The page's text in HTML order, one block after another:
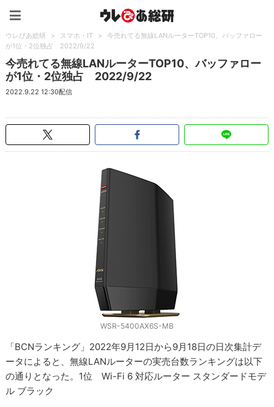
ウレぴあ総研 > スマホ・IT >
今売れてる無線LANルーターTOP10、バッファロー
が1位・2位独占 2022/9/22
今売れてる無線LANルーターTOP10、バッファロー
が1位・2位独占 2022/9/22
2022.9.22 12:30配信
WSR-5400AX6S-MB
「BCNランキング」2022年9月12日から9月18日の日次集計デ
ータによると、無線LANルーターの実売台数ランキングは以下
の通りとなった。1位 Wi-Fi 6 対応ルーター スタンダードモデ
ル ブラック